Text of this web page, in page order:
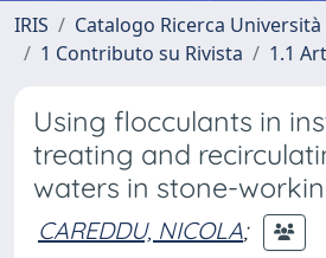
IRIS
Catalogo Ricerca
1 Contributo su Rivista
1.1
Using flocculants in
treating and
waters in stone-
CAREDDU, NICOLA;